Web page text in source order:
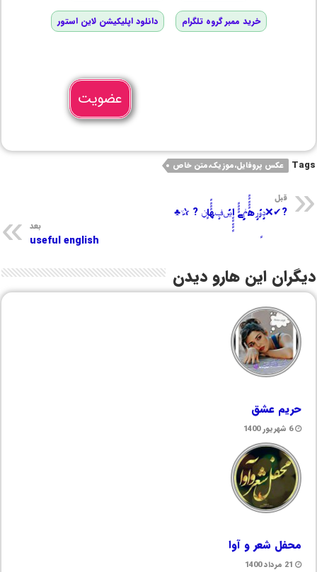
خرید ممبر گروه تلگرام دانلود اپلیکیشن لاین استور
عضویت
Tags عکس پروفایل،موزیک،متن خاص
قبل
?✔❌ڊٍٍٍٍٍٍ‌ٍۅًًًًًًًًًًًًًًڔٍٍٍٍٍھًًًًًݥٍٍٍٍٍٍٍٍٍٍٍٍےًًًً اٍٍٍٍٍڝًًًًًًًًًًًًًًًًڣٍٍٍھًًًًاٍݧ ? ✰♣
بعد
useful english
دیگران این هارو دیدن
حریم عشق
6 شهریور 1400
محفل شعر و آوا
21 مرداد 1400